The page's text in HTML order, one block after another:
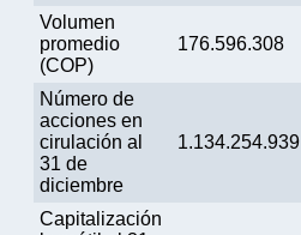
Volumen
promedio
(COP)
176.596.308
Número de
acciones en
cirulación al
31 de
diciembre
1.134.254.939
Capitalización